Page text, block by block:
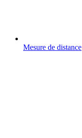
Mesure de distance